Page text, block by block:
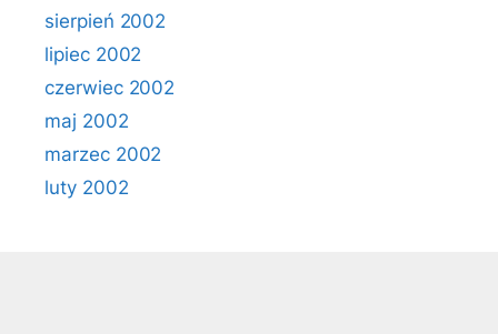
sierpień 2002
lipiec 2002
czerwiec 2002
maj 2002
marzec 2002
luty 2002